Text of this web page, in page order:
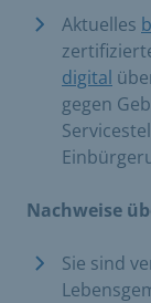
Aktuelles
digital
gegen
Nachweise
Sie sind